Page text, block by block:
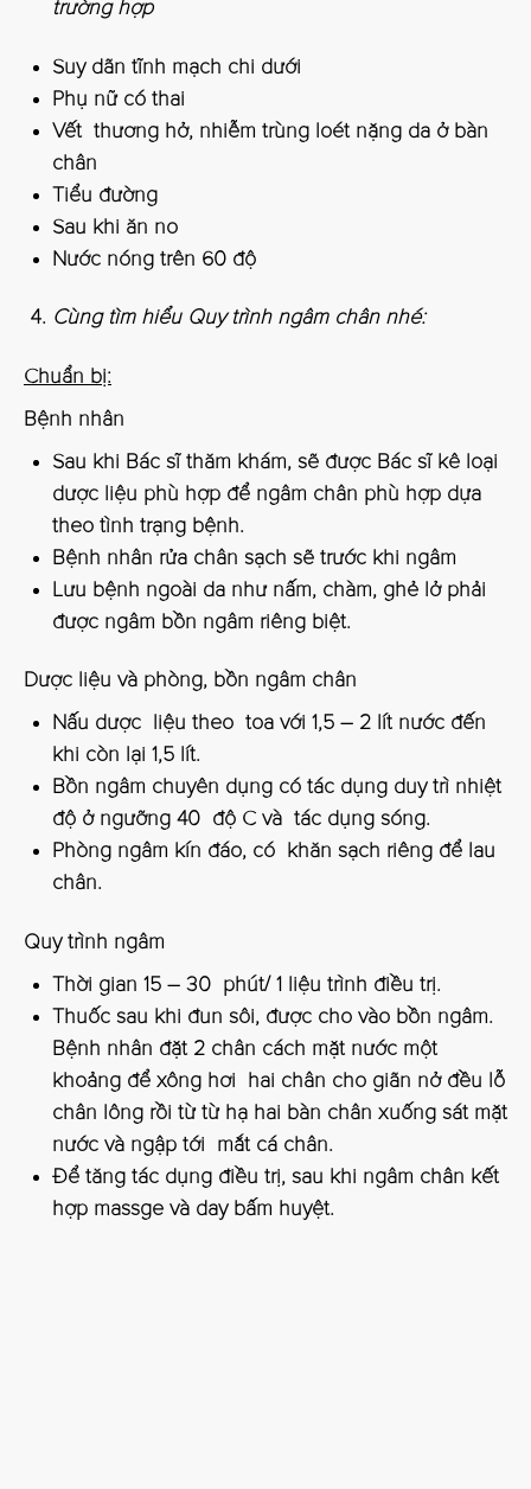
trường hợp
Suy dãn tĩnh mạch chi dưới
Phụ nữ có thai
Vết thương hở, nhiễm trùng loét nặng da ở bàn
chân
Tiểu đường
Sau khi ăn no
Nước nóng trên 60 độ
Cùng tìm hiểu Quy trình ngâm chân nhé:
Chuẩn bị:
Bệnh nhân
Sau khi Bác sĩ thăm khám, sẽ được Bác sĩ kê loại
dược liệu phù hợp để ngâm chân phù hợp dựa
theo tình trạng bệnh.
Bệnh nhân rửa chân sạch sẽ trước khi ngâm
Lưu bệnh ngoài da như nấm, chàm, ghẻ lở phải
được ngâm bồn ngâm riêng biệt.
Dược liệu và phòng, bồn ngâm chân
Nấu dược liệu theo toa với 1,5 – 2 lít nước đến
khi còn lại 1,5 lít.
Bồn ngâm chuyên dụng có tác dụng duy trì nhiệt
độ ở ngưỡng 40 độ C và tác dụng sóng.
Phòng ngâm kín đáo, có khăn sạch riêng để lau
chân.
Quy trình ngâm
Thời gian 15 – 30 phút/ 1 liệu trình điều trị.
Thuốc sau khi đun sôi, được cho vào bồn ngâm.
Bệnh nhân đặt 2 chân cách mặt nước một
khoảng để xông hơi hai chân cho giãn nở đều lỗ
chân lông rồi từ từ hạ hai bàn chân xuống sát mặt
nước và ngập tới mắt cá chân.
Để tăng tác dụng điều trị, sau khi ngâm chân kết
hợp massge và day bấm huyệt.